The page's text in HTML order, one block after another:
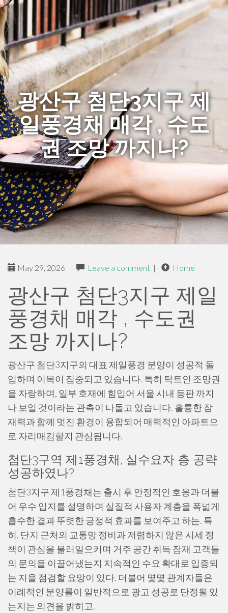
광산구 첨단3지구 제
일풍경채 매각 , 수도
권 조망 까지나?
May 29, 2026 | Leave a comment | Home
광산구 첨단3지구 제일
풍경채 매각 , 수도권
조망 까지나?
광산구 첨단3지구의 대표 제일풍경 분양이 성공적 돌
입하며 이목이 집중되고 있습니다. 특히 탁트인 조망권
을 자랑하며, 일부 호재에 힘입어 서울 시내 등판 까지
나 보일 것이라는 관측이 나돌고 있습니다. 훌륭한 잠
재력과 함께 멋진 환경이 융합되어 매력적인 아파트으
로 자리매김할지 관심됩니다.
첨단3구역 제1풍경채, 실수요자 층 공략
성공하였나?
첨단3지구 제1풍경채는 출시 후 안정적인 호응과 더불
어 우수 입지를 설명하며 실질적 사용자 계층을 폭넓게
흡수한 결과 뚜렷한 긍정적 효과를 보여주고 하는. 특
히, 단지 근처의 교통망 정비과 저렴하지 않은 시세 정
책이 관심을 불러일으키며 거주 공간 취득 잠재 고객들
의 문의을 이끌어냈는지 지속적인 수요 확대로 입증되
는 지을 점검할 요망이 있다. 더불어 몇몇 관계자들은
이례적인 분양률이 일반적으로 광고 성공로 단정될 있
는지는 의견을 밝히고.